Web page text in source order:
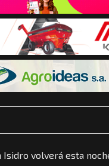
Isidro volverá esta